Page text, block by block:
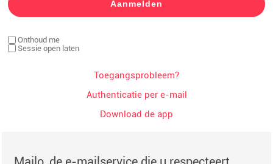
Onthoud me
Sessie open laten
Toegangsprobleem?
Authenticatie per e-mail
Download de app